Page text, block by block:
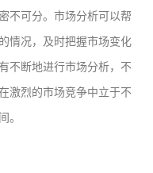
不可分。市场分析可以帮
情况，及时把握市场变化
不断地进行市场分析，不
激烈的市场竞争中立于不
。